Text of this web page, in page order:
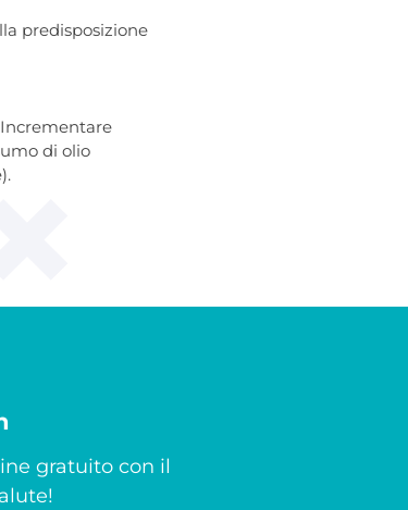
predisposizione
Incrementare
di olio
gratuito con il